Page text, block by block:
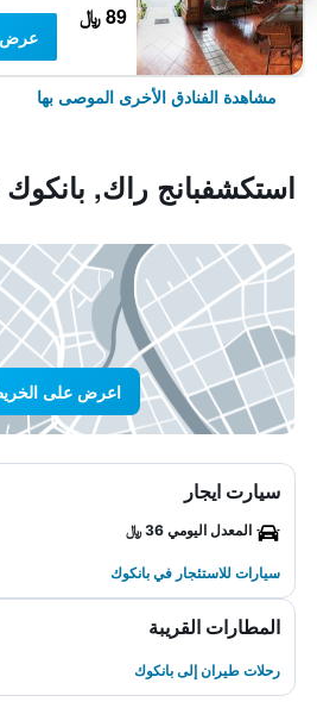
89 ﷼
عرض
مشاهدة الفنادق الأخرى الموصى بها
استكشفبانج راك, بانكوك
اعرض على
سيارت ايجار
المعدل اليومي 36 ﷼
سيارات للاستئجار في بانكوك
المطارات القريبة
رحلات طيران إلى بانكوك